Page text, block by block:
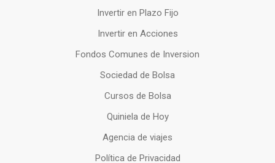
Invertir en Plazo Fijo
Invertir en Acciones
Fondos Comunes de Inversion
Sociedad de Bolsa
Cursos de Bolsa
Quiniela de Hoy
Agencia de viajes
Política de Privacidad